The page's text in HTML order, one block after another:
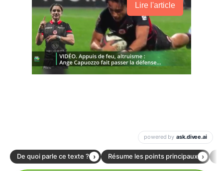
Lire l'article